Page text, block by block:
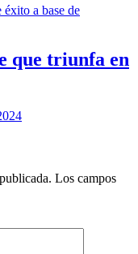
que triunfa en
Los campos